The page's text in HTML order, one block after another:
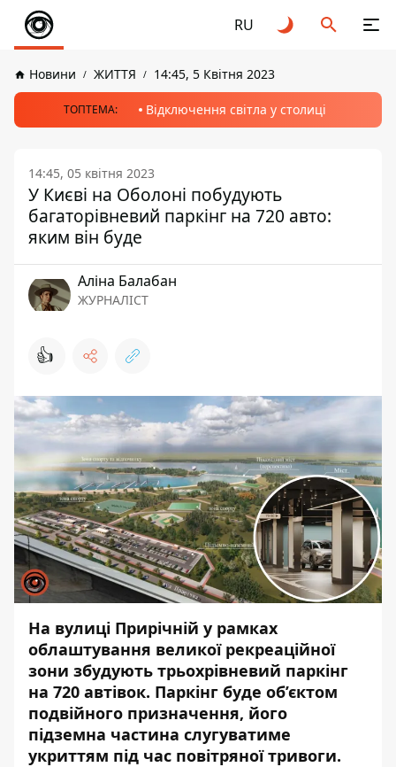
RU
Новини ЖИТТЯ 14:45, 5 Квітня 2023
ТОПТЕМА: Відключення світла у столиці
14:45, 05 квітня 2023
У Києві на Оболоні побудують
багаторівневий паркінг на 720 авто:
яким він буде
Аліна Балабан
ЖУРНАЛІСТ
👍
На вулиці Прирічній у рамках
облаштування великої рекреаційної
зони збудують трьохрівневий паркінг
на 720 автівок. Паркінг буде об’єктом
подвійного призначення, його
підземна частина слугуватиме
укриттям під час повітряної тривоги.